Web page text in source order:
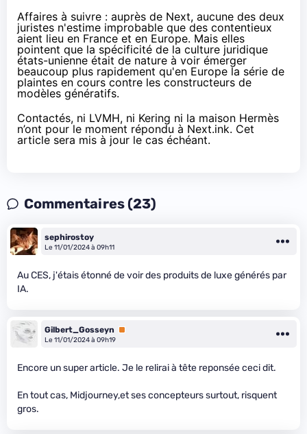
Affaires à suivre : auprès de Next, aucune des deux
juristes n'estime improbable que des contentieux
aient lieu en France et en Europe. Mais elles
pointent que la spécificité de la culture juridique
états-unienne était de nature à voir émerger
beaucoup plus rapidement qu'en Europe la série de
plaintes en cours contre les constructeurs de
modèles génératifs.
Contactés, ni LVMH, ni Kering ni la maison Hermès
n’ont pour le moment répondu à Next.ink. Cet
article sera mis à jour le cas échéant.
Commentaires (23)
sephirostoy
Le 11/01/2024 à 09h11
Au CES, j'étais étonné de voir des produits de luxe générés par
IA.
Gilbert_Gosseyn
Premium
Le 11/01/2024 à 09h19
Encore un super article. Je le relirai à tête reponsée ceci dit.
En tout cas, Midjourney,et ses concepteurs surtout, risquent
gros.